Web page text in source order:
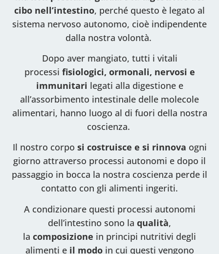
cibo nell’intestino, perché questo è legato al
sistema nervoso autonomo, cioè indipendente
dalla nostra volontà.
Dopo aver mangiato, tutti i vitali
processi fisiologici, ormonali, nervosi e
immunitari legati alla digestione e
all’assorbimento intestinale delle molecole
alimentari, hanno luogo al di fuori della nostra
coscienza.
Il nostro corpo si costruisce e si rinnova ogni
giorno attraverso processi autonomi e dopo il
passaggio in bocca la nostra coscienza perde il
contatto con gli alimenti ingeriti.
A condizionare questi processi autonomi
dell’intestino sono la qualità,
la composizione in principi nutritivi degli
alimenti e il modo in cui questi vengono